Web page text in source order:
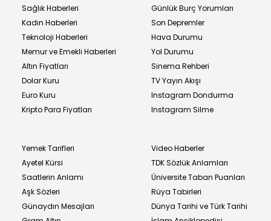
Sağlık Haberleri
Kadın Haberleri
Teknoloji Haberleri
Memur ve Emekli Haberleri
Altın Fiyatları
Dolar Kuru
Euro Kuru
Kripto Para Fiyatları
Günlük Burç Yorumları
Son Depremler
Hava Durumu
Yol Durumu
Sinema Rehberi
TV Yayın Akışı
Instagram Dondurma
Instagram Silme
Yemek Tarifleri
Ayetel Kürsi
Saatlerin Anlamı
Aşk Sözleri
Günaydın Mesajları
Video Haberler
TDK Sözlük Anlamları
Üniversite Taban Puanları
Rüya Tabirleri
Dünya Tarihi ve Türk Tarihi